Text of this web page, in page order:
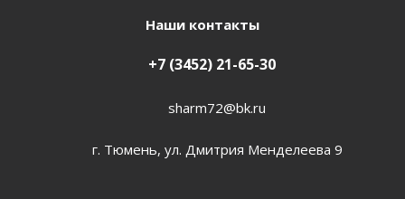
Наши контакты
+7 (3452) 21-65-30
sharm72@bk.ru
г. Тюмень, ул. Дмитрия Менделеева 9